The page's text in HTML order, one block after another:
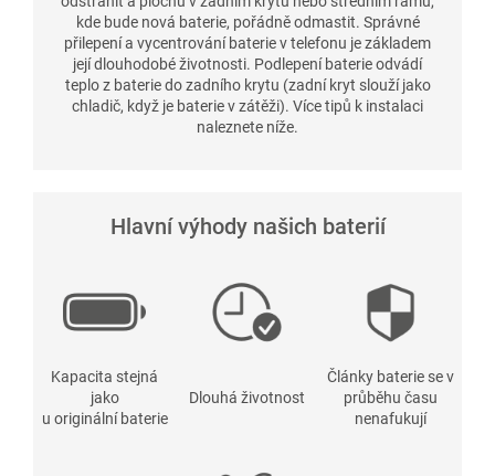
kde bude nová baterie, pořádně odmastit. Správné
přilepení a vycentrování baterie v telefonu je základem
její dlouhodobé životnosti. Podlepení baterie odvádí
teplo z baterie do zadního krytu (zadní kryt slouží jako
chladič, když je baterie v zátěži). Více tipů k instalaci
naleznete níže.
Hlavní výhody našich baterií
Kapacita stejná
jako
u originální baterie
Dlouhá životnost
Články baterie se v
průběhu času
nenafukují